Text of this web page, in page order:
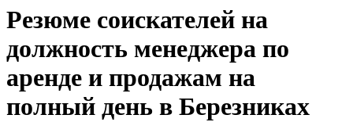
Резюме соискателей на
должность менеджера по
аренде и продажам на
полный день в Березниках